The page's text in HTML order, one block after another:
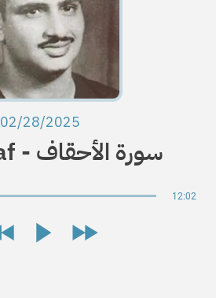
02/28/2025
Al-Ahqaf - سورة الأحقاف
12:02